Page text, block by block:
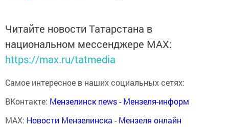
Читайте новости Татарстана в
национальном мессенджере MАХ:
https://max.ru/tatmedia
Самое интересное в наших социальных сетях:
ВКонтакте: Мензелинск news - Мензеля-информ
MAX: Новости Мензелинска - Мензеля онлайн